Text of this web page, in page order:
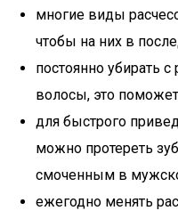
многие виды
чтобы на них в
постоянно убирать
волосы, это
для быстрого
можно протереть
смоченным в
ежегодно менять